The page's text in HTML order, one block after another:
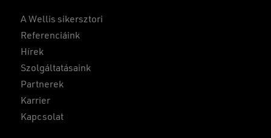
A Wellis sikersztori
Referenciáink
Hírek
Szolgáltatásaink
Partnerek
Karrier
Kapcsolat